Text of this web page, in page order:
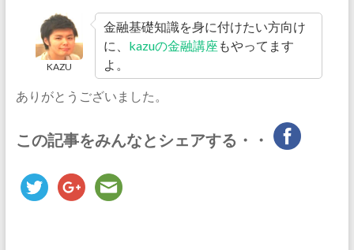
KAZU
金融基礎知識を身に付けたい方向け
に、 kazuの金融講座 もやってます
よ。
ありがとうございました。
この記事をみんなとシェアする・・